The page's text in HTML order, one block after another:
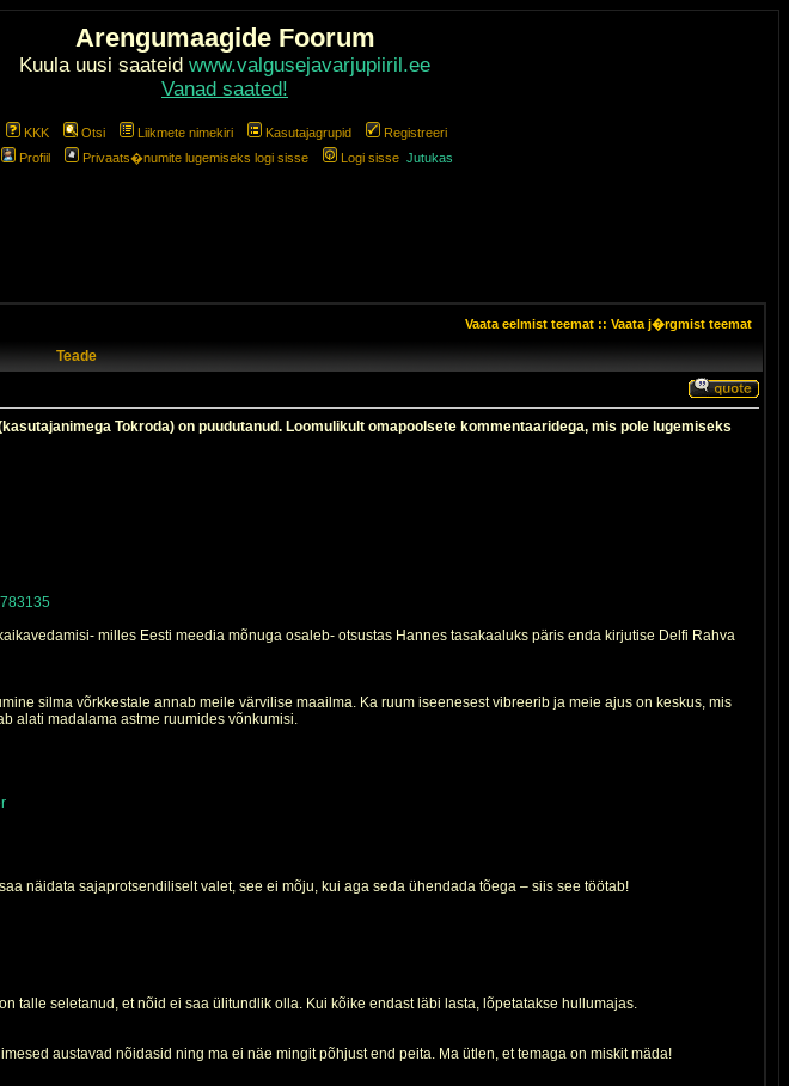
Arengumaagide Foorum
Kuula uusi saateid www.valgusejavarjupiiril.ee
Vanad saated!
KKK Otsi Liikmete nimekiri Kasutajagrupid
Registreeri
Profiil
Privaats�numite lugemiseks logi sisse Logi sisse Jutukas
Vaata eelmist teemat :: Vaata j�rgmist teemat
Teade
Tokroda) on puudutanud. Loomulikult omapoolsete kommentaaridega, mis pole lugemiseks
milles Eesti meedia mõnuga osaleb- otsustas Hannes tasakaaluks päris enda kirjutise Delfi Rahva
silma võrkkestale annab meile värvilise maailma. Ka ruum iseenesest vibreerib ja meie ajus on keskus, mis
alati madalama astme ruumides võnkumisi.
näidata sajaprotsendiliselt valet, see ei mõju, kui aga seda ühendada tõega – siis see töötab!
talle seletanud, et nõid ei saa ülitundlik olla. Kui kõike endast läbi lasta, lõpetatakse hullumajas.
austavad nõidasid ning ma ei näe mingit põhjust end peita. Ma ütlen, et temaga on miskit mäda!